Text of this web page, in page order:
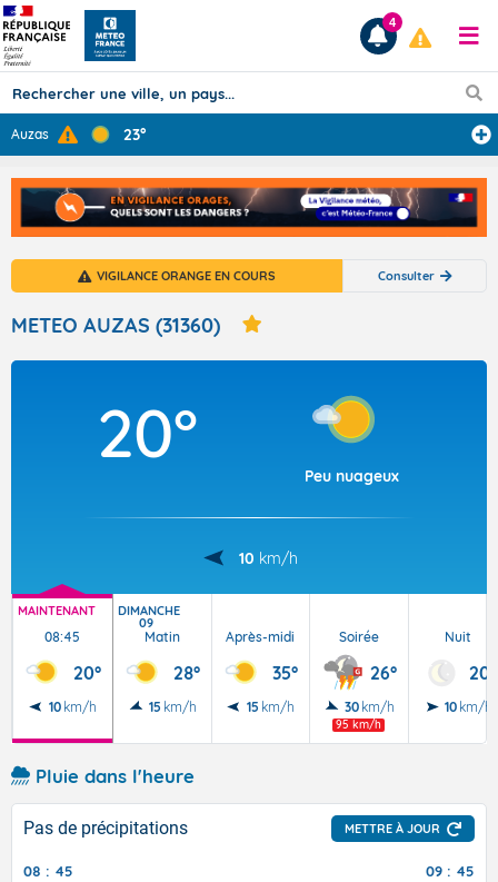
Prévisions
TOUS LES RÉSULTATS
Articles
4
Auzas 23°
VIGILANCE ORANGE EN COURS Consulter
METEO AUZAS (31360)
20°
Peu nuageux
10 km/h
MAINTENANT
08:45
20°
10 km/h
DIMANCHE
09
Matin
28°
15 km/h
Après-midi
35°
15 km/h
Soirée
26°
30 km/h
95 km/h
Nuit
20°
10 km/h
Pluie dans l'heure
Pas de précipitations METTRE À JOUR
08 : 45 09 : 45